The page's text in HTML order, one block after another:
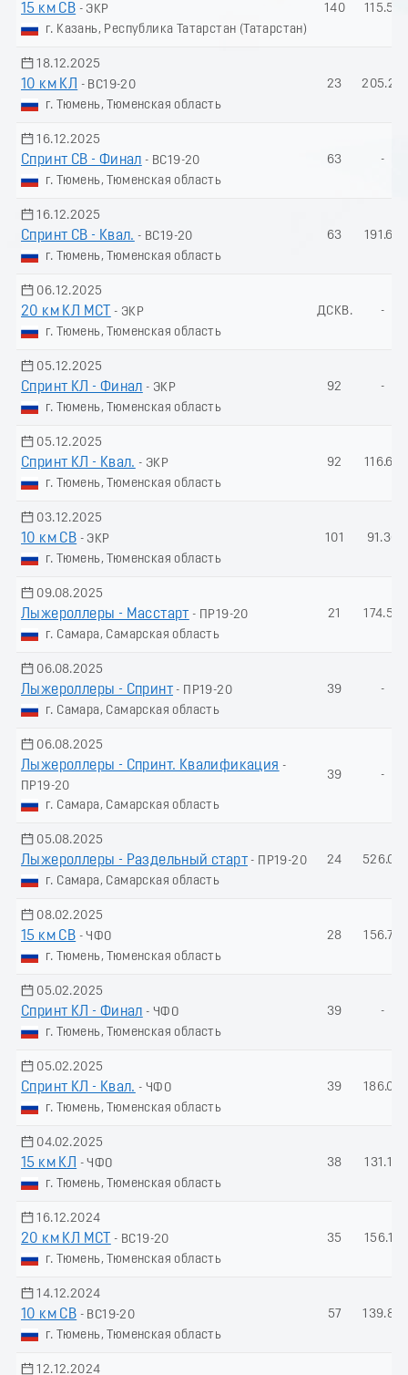
15 км СВ - ЭКР
г. Казань, Республика Татарстан (Татарстан)
140 115.57
18.12.2025
10 км КЛ
- ВС19-20
г. Тюмень, Тюменская область
23 205.20
16.12.2025
Спринт СВ - Финал - ВС19-20
г. Тюмень, Тюменская область
63 -
16.12.2025
Спринт СВ - Квал. - ВС19-20
г. Тюмень, Тюменская область
63 191.63
06.12.2025
20 км КЛ МСТ
- ЭКР
г. Тюмень, Тюменская область
ДСКВ. -
05.12.2025
Спринт КЛ - Финал - ЭКР
г. Тюмень, Тюменская область
92 -
05.12.2025
Спринт КЛ - Квал. - ЭКР
г. Тюмень, Тюменская область
92 116.68
03.12.2025
10 км СВ - ЭКР
г. Тюмень, Тюменская область
101 91.36
09.08.2025
Лыжероллеры - Масстарт - ПР19-20
г. Самара, Самарская область
21 174.50
06.08.2025
Лыжероллеры - Спринт - ПР19-20
г. Самара, Самарская область
39 -
06.08.2025
Лыжероллеры - Спринт. Квалификация -
ПР19-20
г. Самара, Самарская область
39 -
05.08.2025
Лыжероллеры - Раздельный старт - ПР19-20
г. Самара, Самарская область
24 526.03
08.02.2025
15 км СВ - ЧФО
г. Тюмень, Тюменская область
28 156.70
05.02.2025
Спринт КЛ - Финал - ЧФО
г. Тюмень, Тюменская область
39 -
05.02.2025
Спринт КЛ - Квал. - ЧФО
г. Тюмень, Тюменская область
39 186.08
04.02.2025
15 км КЛ
- ЧФО
г. Тюмень, Тюменская область
38 131.13
16.12.2024
20 км КЛ МСТ
- ВС19-20
г. Тюмень, Тюменская область
35 156.17
14.12.2024
10 км СВ - ВС19-20
г. Тюмень, Тюменская область
57 139.83
12.12.2024